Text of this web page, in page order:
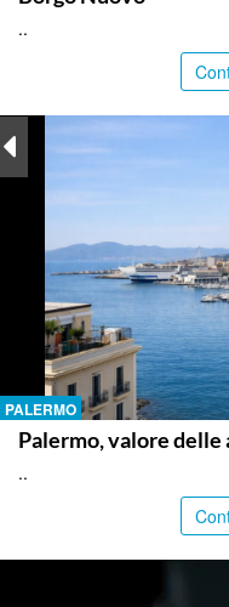
..
PALERMO
Palermo, valore delle
..